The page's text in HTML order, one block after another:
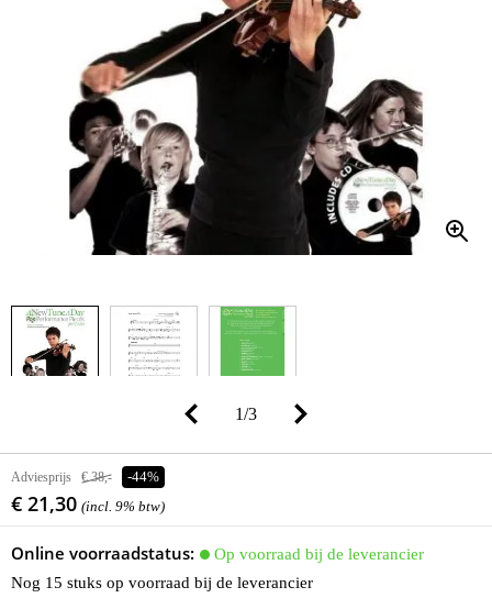
1/3
Adviesprijs € 38,- -44%
€ 21,30 (incl. 9% btw)
Online voorraadstatus:
Op voorraad bij de leverancier
Nog 15 stuks op voorraad bij de leverancier